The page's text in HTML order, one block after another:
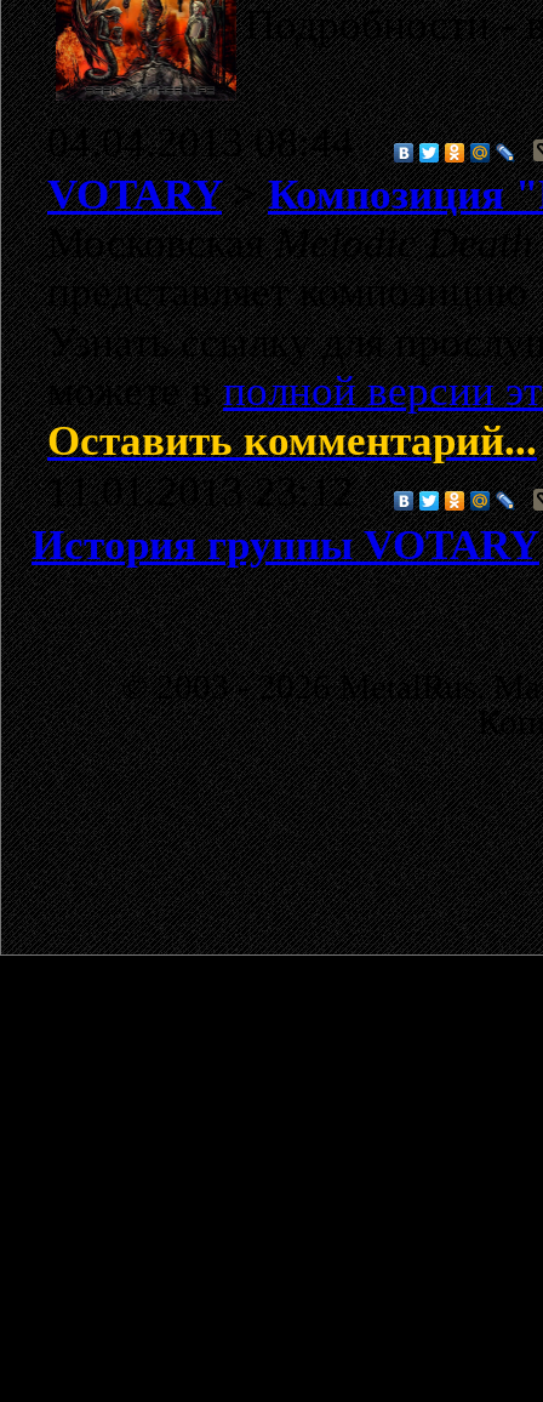
Подробности -
04.04.2013 08:44
VOTARY>Композиция
МосковскаяMelodic
представляет композицию
Узнать ссылку для
можете вполной версии
Оставить комментарий...
11.01.2013 23:12
История группы VOTARY
© 2003 - 2026 MetalRus.